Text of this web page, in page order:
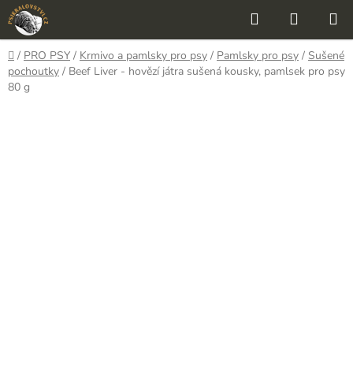
Přejít
na
obsah
Hledat
KOŠÍK
Domů
/ PRO PSY / Krmivo a pamlsky pro psy / Pamlsky pro psy / Sušené
pochoutky / Beef Liver - hovězí játra sušená kousky, pamlsek pro psy
80 g